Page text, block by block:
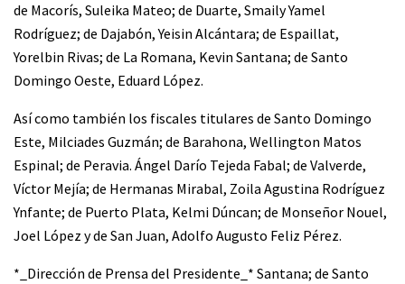
de Macorís, Suleika Mateo; de Duarte, Smaily Yamel
Rodríguez; de Dajabón, Yeisin Alcántara; de Espaillat,
Yorelbin Rivas; de La Romana, Kevin Santana; de Santo
Domingo Oeste, Eduard López.
Así como también los fiscales titulares de Santo Domingo
Este, Milciades Guzmán; de Barahona, Wellington Matos
Espinal; de Peravia. Ángel Darío Tejeda Fabal; de Valverde,
Víctor Mejía; de Hermanas Mirabal, Zoila Agustina Rodríguez
Ynfante; de Puerto Plata, Kelmi Dúncan; de Monseñor Nouel,
Joel López y de San Juan, Adolfo Augusto Feliz Pérez.
*_Dirección de Prensa del Presidente_* Santana; de Santo